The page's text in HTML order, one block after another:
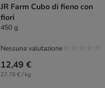
JR Farm Cubo di fieno con
fiori
450 g
12,49 €
27,76 € / kg
Nessuna valutazione